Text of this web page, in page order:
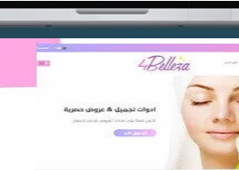
متجر فوربليزا